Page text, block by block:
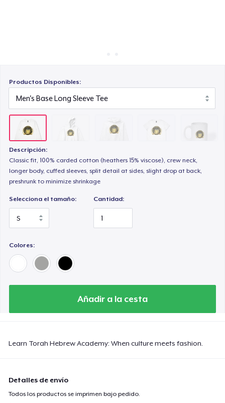
Productos Disponibles:
Descripción:
Classic fit, 100% carded cotton (heathers 15% viscose), crew neck,
longer body, cuffed sleeves, split detail at sides, slight drop at back,
preshrunk to minimize shrinkage
Selecciona el tamaño: Cantidad:
Colores:
Añadir a la cesta
Learn Torah Hebrew Academy: When culture meets fashion.
Detalles de envío
Todos los productos se imprimen bajo pedido.